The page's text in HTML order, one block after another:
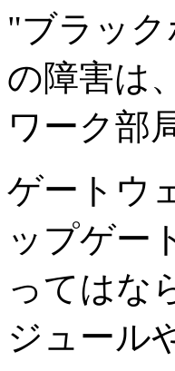
"ブラッ
の障害は
ワーク部
ゲートウ
ップゲー
ってはな
ジュール